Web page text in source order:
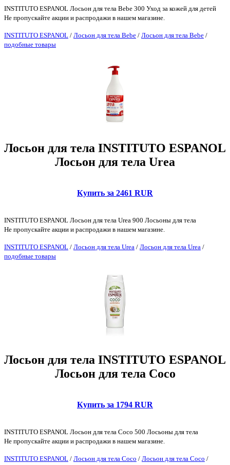
INSTITUTO ESPANOL Лосьон для тела Bebe 300 Уход за кожей для детей
Не пропускайте акции и распродажи в нашем магазине.
INSTITUTO ESPANOL / Лосьон для тела Bebe / Лосьон для тела Bebe /
подобные товары
Лосьон для тела INSTITUTO ESPANOL
Лосьон для тела Urea
Купить за 2461 RUR
INSTITUTO ESPANOL Лосьон для тела Urea 900 Лосьоны для тела
Не пропускайте акции и распродажи в нашем магазине.
INSTITUTO ESPANOL / Лосьон для тела Urea / Лосьон для тела Urea /
подобные товары
Лосьон для тела INSTITUTO ESPANOL
Лосьон для тела Coco
Купить за 1794 RUR
INSTITUTO ESPANOL Лосьон для тела Coco 500 Лосьоны для тела
Не пропускайте акции и распродажи в нашем магазине.
INSTITUTO ESPANOL / Лосьон для тела Coco / Лосьон для тела Coco /